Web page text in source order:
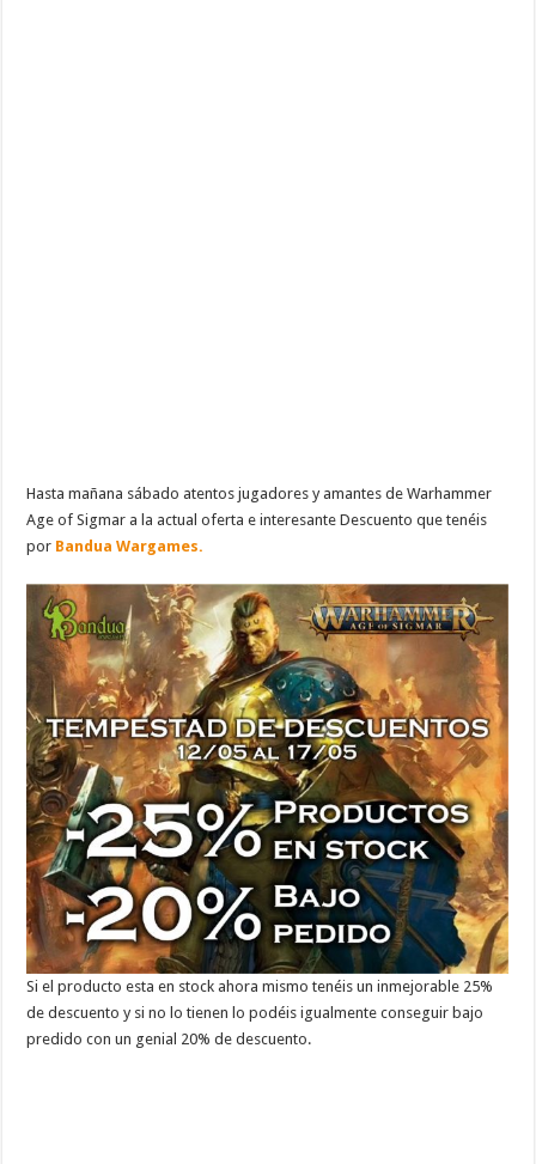
Hasta mañana sábado atentos jugadores y amantes de Warhammer
Age of Sigmar a la actual oferta e interesante Descuento que tenéis
por Bandua Wargames.
Si el producto esta en stock ahora mismo tenéis un inmejorable 25%
de descuento y si no lo tienen lo podéis igualmente conseguir bajo
predido con un genial 20% de descuento.